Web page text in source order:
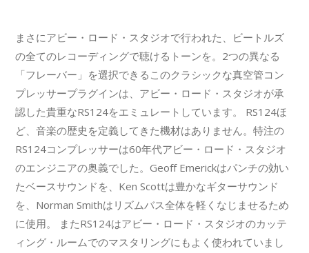
まさにアビー・ロード・スタジオで行われた、ビートルズ
の全てのレコーディングで聴けるトーンを。2つの異なる
「フレーバー」を選択できるこのクラシックな真空管コン
プレッサープラグインは、アビー・ロード・スタジオが承
認した貴重なRS124をエミュレートしています。 RS124ほ
ど、音楽の歴史を定義してきた機材はありません。特注の
RS124コンプレッサーは60年代アビー・ロード・スタジオ
のエンジニアの奥義でした。Geoff Emerickはパンチの効い
たベースサウンドを、Ken Scottは豊かなギターサウンド
を、Norman Smithはリズムバス全体を軽くなじませるため
に使用。 またRS124はアビー・ロード・スタジオのカッテ
ィング・ルームでのマスタリングにもよく使われていまし